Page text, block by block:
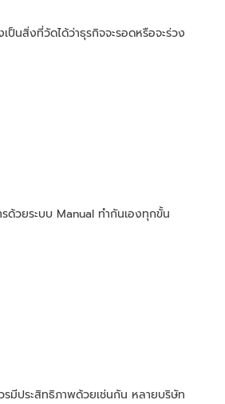
ป็นสิ่งที่วัดได้ว่าธุรกิจจะรอดหรือจะร่วง
ด้วยระบบ Manual ทำกันเองทุกขั้น
รมีประสิทธิภาพด้วยเช่นกัน หลายบริษัท